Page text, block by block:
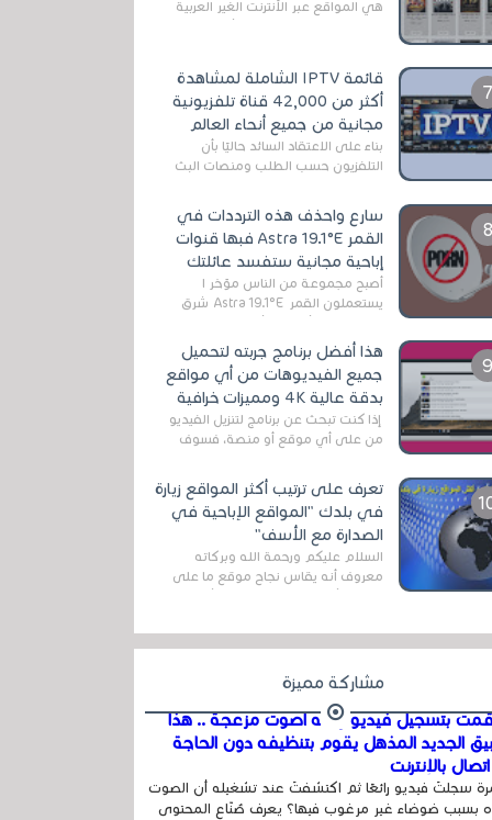
هي المواقع عبر الأنترنت الغير العربية
التي تقدم خدمة تحميل الأفلام على
قائمة IPTV الشاملة لمشاهدة
أكثر من 42,000 قناة تلفزيونية
مجانية من جميع أنحاء العالم
بناءً على الاعتقاد السائد حاليًا بأن
التلفزيون حسب الطلب ومنصات البث
سارع واحذف هذه الترددات في
القمر Astra 19.1°E فبها قنوات
إباحية مجانية ستفسد عائلتك
أصبح مجموعة من الناس مؤخر ا
يستعملون القمر Astra 19.1°E شرق
وذلك بسبب أن هذا الأخير يتوفرعلى
قنوات مميزة جدا تنقل العديد من البرامج
اله...
هذا أفضل برنامج جربته لتحميل
جميع الفيديوهات من أي مواقع
بدقة عالية 4K ومميزات خرافية
إذا كنت تبحث عن برنامج لتنزيل الفيديو
من على أي موقع أو منصة، فسوف
الخاصة بالبرامج والتطبيقات في هذا
المج...
تعرف على ترتيب أكثر المواقع زيارة
في بلدك "المواقع الإباحية في
الصدارة مع الأسف"
السلام عليكم ورحمة الله وبركاته
معروف أنه يقاس نجاح موقع ما على
في...
مشاركة مميزة
بتسجيل فيديو وفيه أصوت مزعجة .. هذا
الجديد المذهل يقوم بتنظيفه دون الحاجة
بالإنترنت
سجلتَ فيديو رائعًا ثم اكتشفتَ عند تشغيله أن الصوت
بسبب ضوضاء غير مرغوب فيها؟ يعرف صُنّاع المحتوى